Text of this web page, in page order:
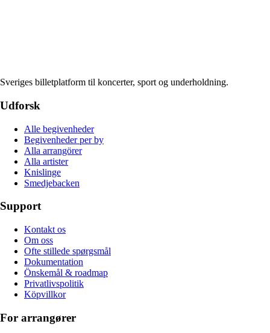
Sveriges billetplatform til koncerter, sport og underholdning.
Udforsk
Alle begivenheder
Begivenheder per by
Alla arrangörer
Alla artister
Knislinge
Smedjebacken
Support
Kontakt os
Om oss
Ofte stillede spørgsmål
Dokumentation
Önskemål & roadmap
Privatlivspolitik
Köpvillkor
For arrangører